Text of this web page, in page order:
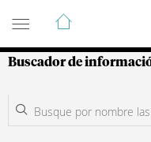
Guía de
Buscador de